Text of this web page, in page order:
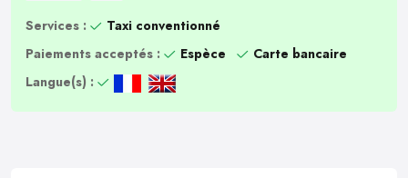
Services :
Taxi conventionné
Paiements acceptés :
Espèce
Carte bancaire
Langue(s) :